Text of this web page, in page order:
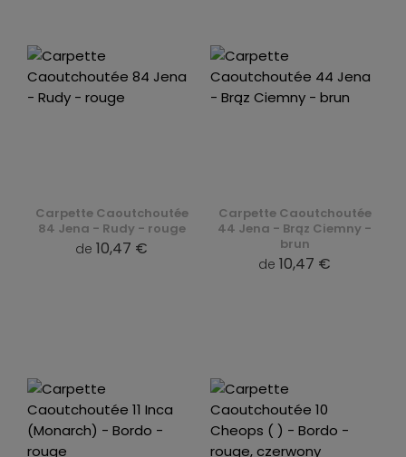
Carpette Caoutchoutée
84 Jena - Rudy - rouge
de 10,47 €
Carpette Caoutchoutée
44 Jena - Brąz Ciemny -
brun
de 10,47 €